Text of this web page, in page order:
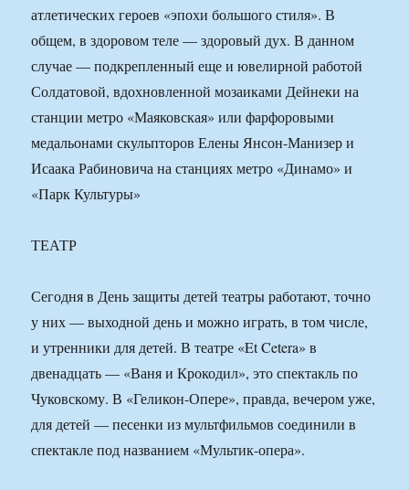
атлетических героев «эпохи большого стиля». В
общем, в здоровом теле — здоровый дух. В данном
случае — подкрепленный еще и ювелирной работой
Солдатовой, вдохновленной мозаиками Дейнеки на
станции метро «Маяковская» или фарфоровыми
медальонами скульпторов Елены Янсон-Манизер и
Исаака Рабиновича на станциях метро «Динамо» и
«Парк Культуры»
ТЕАТР
Сегодня в День защиты детей театры работают, точно
у них — выходной день и можно играть, в том числе,
и утренники для детей. В театре «Et Cetera» в
двенадцать — «Ваня и Крокодил», это спектакль по
Чуковскому. В «Геликон-Опере», правда, вечером уже,
для детей — песенки из мультфильмов соединили в
спектакле под названием «Мультик-опера».